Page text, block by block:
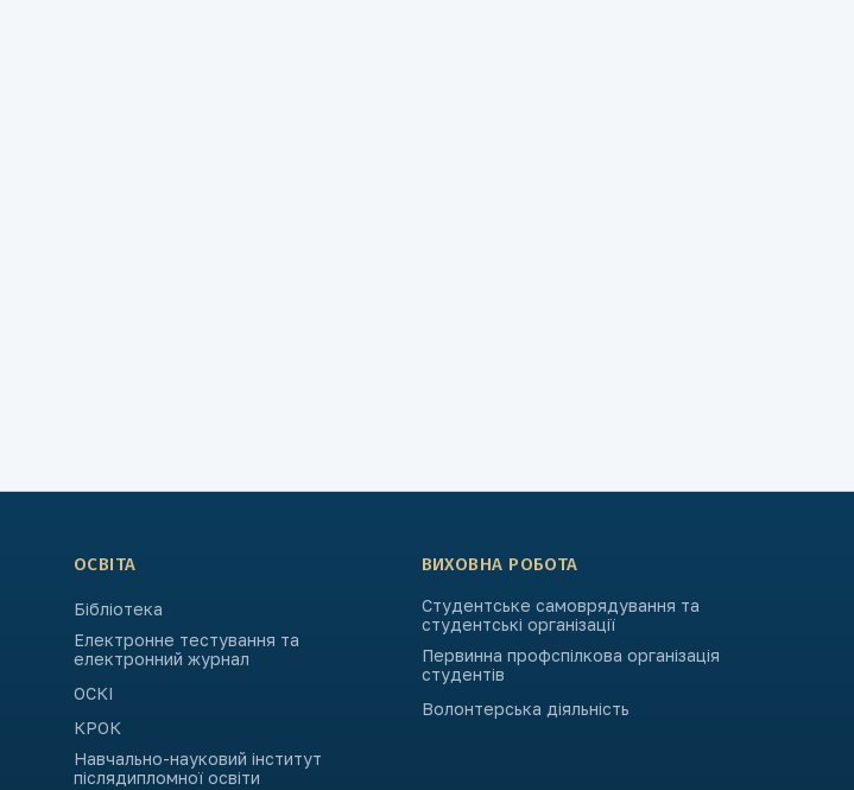
ОСВІТА
Бібліотека
Електронне тестування та
електронний журнал
ОСКІ
КРОК
Навчально-науковий інститут
післядипломної освіти
ВИХОВНА РОБОТА
Студентське самоврядування та
студентські організації
Первинна профспілкова організація
студентів
Волонтерська діяльність